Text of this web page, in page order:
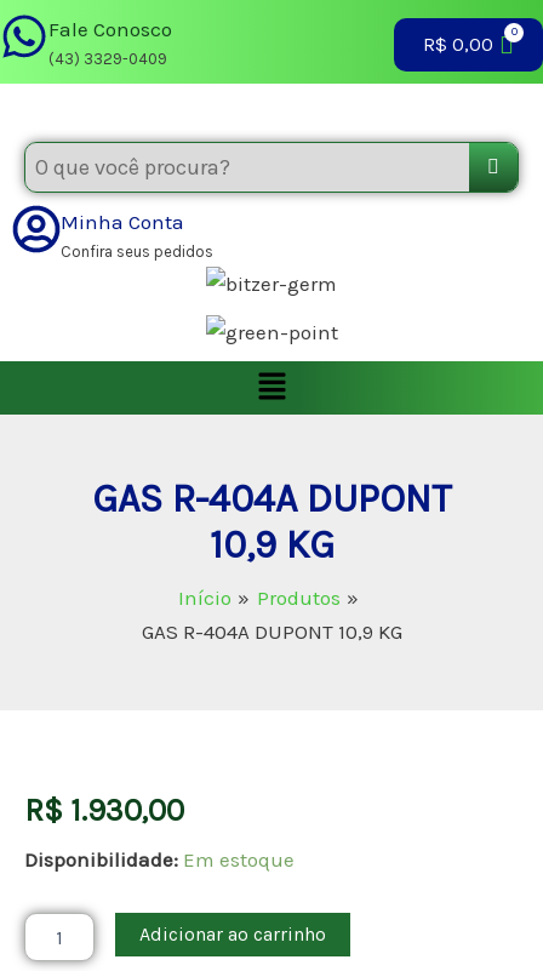
Ir
para
o
Fale Conosco
(43) 3329-0409
R$ 0,00
Minha Conta
Confira seus pedidos
Menu
GAS R-404A DUPONT
10,9 KG
Início
Produtos
GAS R-404A DUPONT 10,9 KG
R$ 1.930,00
Disponibilidade: Em estoque
DUPONT
10,9
quantidade
Adicionar ao carrinho